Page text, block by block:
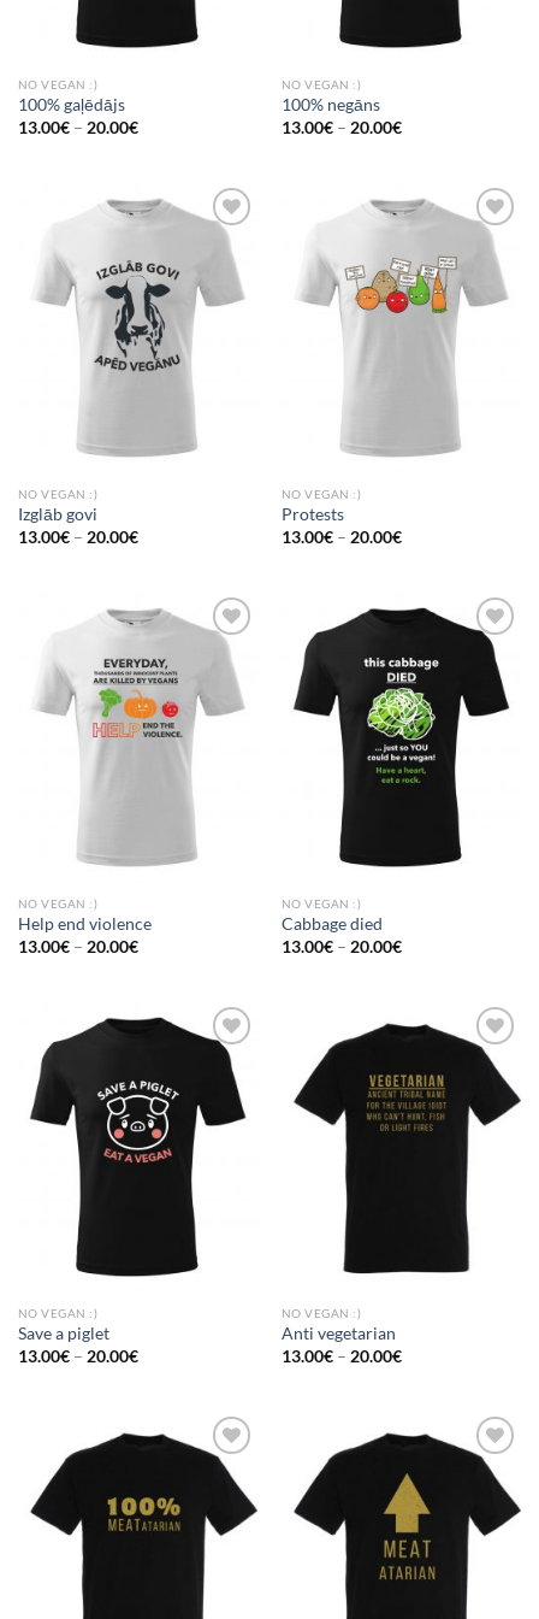
NO VEGAN :)
100% gaļēdājs
13.00€– 20.00€
NO VEGAN :)
100% negāns
13.00€– 20.00€
Add to
Wishlist
NO VEGAN :)
Izglāb govi
13.00€– 20.00€
Add to
Wishlist
NO VEGAN :)
Protests
13.00€– 20.00€
Add to
Wishlist
NO VEGAN :)
Help end violence
13.00€– 20.00€
Add to
Wishlist
NO VEGAN :)
Cabbage died
13.00€– 20.00€
Add to
Wishlist
NO VEGAN :)
Save a piglet
13.00€– 20.00€
Add to
Wishlist
NO VEGAN :)
Anti vegetarian
13.00€– 20.00€
Add to
Wishlist
Add to
Wishlist